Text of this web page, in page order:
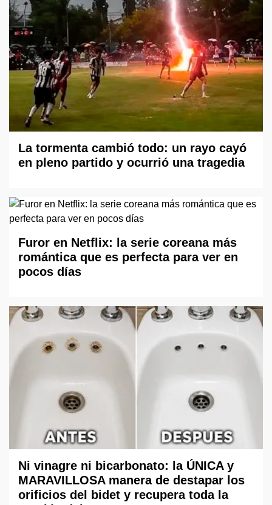
La tormenta cambió todo: un rayo cayó
en pleno partido y ocurrió una tragedia
Furor en Netflix: la serie coreana más
romántica que es perfecta para ver en
pocos días
Ni vinagre ni bicarbonato: la ÚNICA y
MARAVILLOSA manera de destapar los
orificios del bidet y recupera toda la